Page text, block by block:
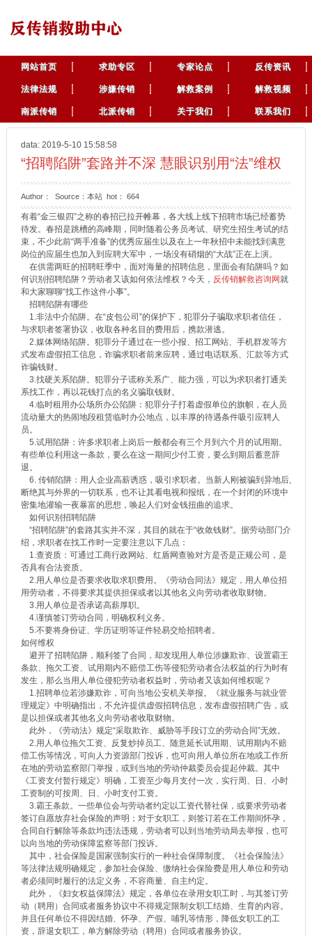
网站首页 求助专区 专家论点 反传资讯
法律法规 涉嫌传销 解救案例 解救视频
南派传销 北派传销 关于我们 联系我们
data: 2019-5-10 15:58:58
“招聘陷阱”套路并不深 慧眼识别用“法”维权
Author： Source：本站 hot： 664
有着“金三银四”之称的春招已拉开帷幕，各大线上线下招聘市场已经蓄势
待发。春招是跳槽的高峰期，同时随着公务员考试、研究生招生考试的结
束，不少此前“两手准备”的优秀应届生以及在上一年秋招中未能找到满意
岗位的应届生也加入到应聘大军中，一场没有硝烟的“大战”正在上演。
在供需两旺的招聘旺季中，面对海量的招聘信息，里面会有陷阱吗？如
何识别招聘陷阱？劳动者又该如何依法维权？今天， 反传销解救咨询网就
和大家聊聊“找工作这件小事”。
招聘陷阱有哪些
1.非法中介陷阱。在“皮包公司”的保护下，犯罪分子骗取求职者信任，
与求职者签署协议，收取各种名目的费用后，携款潜逃。
2.媒体网络陷阱。犯罪分子通过在一些小报、招工网站、手机群发等方
式发布虚假招工信息，诈骗求职者前来应聘，通过电话联系、汇款等方式
诈骗钱财。
3.找硬关系陷阱。犯罪分子谎称关系广、能力强，可以为求职者打通关
系找工作，再以花钱打点的名义骗取钱财。
4.临时租用办公场所办公陷阱：犯罪分子打着虚假单位的旗帜，在人员
流动量大的热闹地段租赁临时办公地点，以丰厚的待遇条件吸引应聘人
员。
5.试用陷阱：许多求职者上岗后一般都会有三个月到六个月的试用期。
有些单位利用这一条款，要么在这一期间少付工资，要么到期后蓄意辞
退。
6. 传销陷阱：用人企业高薪诱惑，吸引求职者。当新人刚被骗到异地后,
断绝其与外界的一切联系，也不让其看电视和报纸，在一个封闭的环境中
密集地灌输一夜暴富的思想，唤起人们对金钱扭曲的追求。
如何识别招聘陷阱
“招聘陷阱”的套路其实并不深，其目的就在于“收敛钱财”。据劳动部门介
绍，求职者在找工作时一定要注意以下几点：
1.查资质：可通过工商行政网站、红盾网查验对方是否是正规公司，是
否具有合法资质。
2.用人单位是否要求收取求职费用。《劳动合同法》规定，用人单位招
用劳动者，不得要求其提供担保或者以其他名义向劳动者收取财物。
3.用人单位是否承诺高薪厚职。
4.谨慎签订劳动合同，明确权利义务。
5.不要将身份证、学历证明等证件轻易交给招聘者。
如何维权
避开了招聘陷阱，顺利签了合同，却发现用人单位涉嫌欺诈、设置霸王
条款、拖欠工资、试用期内不赔偿工伤等侵犯劳动者合法权益的行为时有
发生，那么当用人单位侵犯劳动者权益时，劳动者又该如何维权呢？
1.招聘单位若涉嫌欺诈，可向当地公安机关举报。《就业服务与就业管
理规定》中明确指出，不允许提供虚假招聘信息，发布虚假招聘广告，或
是以担保或者其他名义向劳动者收取财物。
此外，《劳动法》规定“采取欺诈、威胁等手段订立的劳动合同”无效。
2.用人单位拖欠工资、反复炒掉员工、随意延长试用期、试用期内不赔
偿工伤等情况，可向人力资源部门投诉，也可向用人单位所在地或工作所
在地的劳动监察部门举报，或到当地的劳动仲裁委员会提起仲裁。其中
《工资支付暂行规定》明确，工资至少每月支付一次，实行周、日、小时
工资制的可按周、日、小时支付工资。
3.霸王条款。一些单位会与劳动者约定以工资代替社保，或要求劳动者
签订自愿放弃社会保险的声明；对于女职工，则签订若在工作期间怀孕，
合同自行解除等条款均违法违规，劳动者可以到当地劳动局去举报，也可
以向当地的劳动保障监察等部门投诉。
其中，社会保险是国家强制实行的一种社会保障制度。《社会保险法》
等法律法规明确规定，参加社会保险、缴纳社会保险费是用人单位和劳动
者必须同时履行的法定义务，不容商量、自主约定。
此外，《妇女权益保障法》规定，各单位在录用女职工时，与其签订劳
动（聘用）合同或者服务协议中不得规定限制女职工结婚、生育的内容。
并且任何单位不得因结婚、怀孕、产假、哺乳等情形，降低女职工的工
资，辞退女职工，单方解除劳动（聘用）合同或者服务协议。